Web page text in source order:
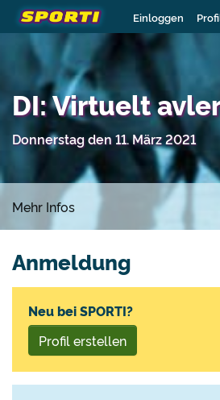
Einloggen
DI: Virtuelt
Donnerstag den 11. März 2021
Mehr Infos
Anmeldung
Neu bei SPORTI?
Profil erstellen